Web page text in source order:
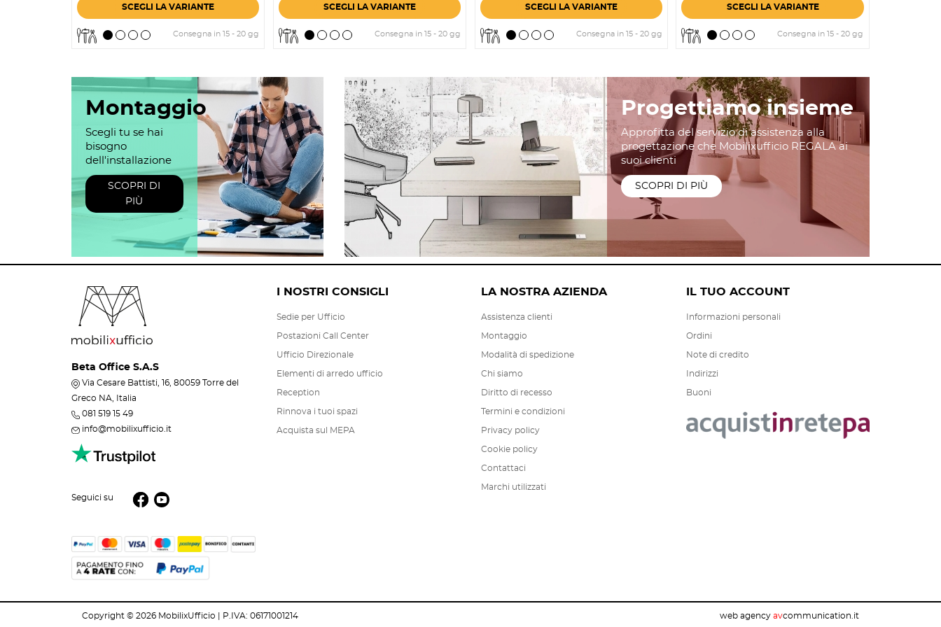
SCEGLI LA VARIANTE
Consegna in 15 - 20 gg
SCEGLI LA VARIANTE
Consegna in 15 - 20 gg
SCEGLI LA VARIANTE
Consegna in 15 - 20 gg
SCEGLI LA VARIANTE
Consegna in 15 - 20 gg
Montaggio
Scegli tu se hai
bisogno
dell'installazione
SCOPRI DI
PIÙ
Progettiamo insieme
Approfitta del servizio di assistenza alla
progettazione che Mobilixufficio REGALA ai
suoi clienti
SCOPRI DI PIÙ
Beta Office S.A.S
Via Cesare Battisti, 16, 80059 Torre del
Greco NA, Italia
081 519 15 49
info@mobilixufficio.it
Seguici su
I NOSTRI CONSIGLI
Sedie per Ufficio
Postazioni Call Center
Ufficio Direzionale
Elementi di arredo ufficio
Reception
Rinnova i tuoi spazi
Acquista sul MEPA
LA NOSTRA AZIENDA
Assistenza clienti
Montaggio
Modalità di spedizione
Chi siamo
Diritto di recesso
Termini e condizioni
Privacy policy
Cookie policy
Contattaci
Marchi utilizzati
IL TUO ACCOUNT
Informazioni personali
Ordini
Note di credito
Indirizzi
Buoni
Copyright © 2026 MobilixUfficio | P.IVA: 06171001214 web agency avcommunication.it